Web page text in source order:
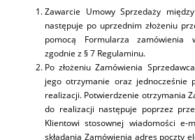
Zawarcie Umowy Sprzedaży
następuje po uprzednim złożeniu
pomocą Formularza zamówienia
zgodnie z § 7 Regulaminu.
Po złożeniu Zamówienia
jego otrzymanie oraz jednocześnie
realizacji. Potwierdzenie otrzymania
do realizacji następuje poprzez
Klientowi stosownej wiadomości
składania Zamówienia adres poczty